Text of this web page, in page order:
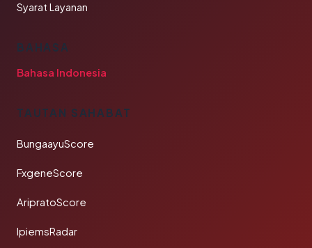
Syarat Layanan
BAHASA
Bahasa Indonesia
TAUTAN SAHABAT
BungaayuScore
FxgeneScore
AripratoScore
IpiemsRadar